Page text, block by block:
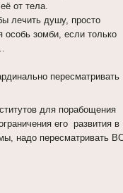
от тела.
лечить душу, просто
особь зомби, если только
пересматривать
для порабощения
его развития в
надо пересматривать